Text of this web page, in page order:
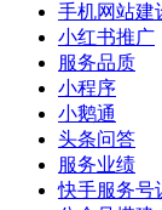
手机网站建
小红书推广
服务品质
小程序
小鹅通
头条问答
服务业绩
快手服务号